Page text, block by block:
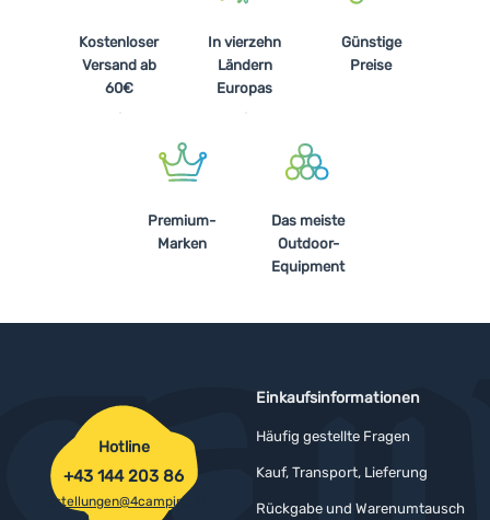
Kostenloser
Versand ab
60€
In vierzehn
Ländern
Europas
Günstige
Preise
Premium-
Marken
Das meiste
Outdoor-
Equipment
Einkaufsinformationen
Häufig gestellte Fragen
Kauf, Transport, Lieferung
Rückgabe und Warenumtausch
Hotline
+43 144 203 86
bestellungen@4camping.at